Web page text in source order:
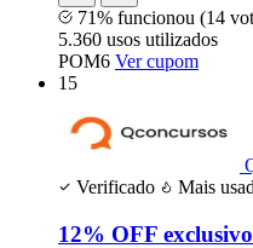
71% funcionou (14
5.360 usos utilizados
POM6 Ver cupom
15
Verificado
Mais
12% OFF